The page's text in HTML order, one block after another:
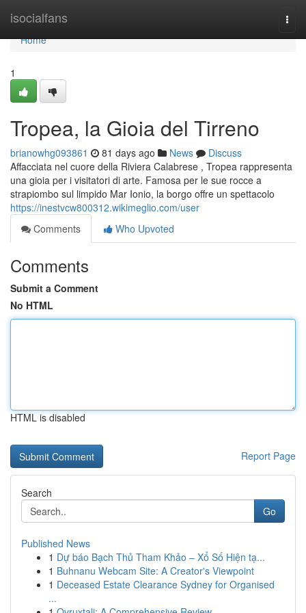
isocialfans
Home
Home
1
Tropea, la Gioia del Tirreno
brianowhg093861 81 days ago News
Discuss
Affacciata nel cuore della Riviera Calabrese , Tropea rappresenta
una gioia per i visitatori di arte. Famosa per le sue rocce a
strapiombo sul limpido Mar Ionio, la borgo offre un spettacolo
https://inestvcw800312.wikimeglio.com/user
Comments
Who Upvoted
Comments
Submit a Comment
No HTML
HTML is disabled
Report Page
Search
Go
Published News
1 Dự báo Bạch Thủ Tham Khảo – Xổ Số Hiện tạ...
1 Buhnanu Webcam Site: A Creator's Viewpoint
1 Deceased Estate Clearance Sydney for Organised
...